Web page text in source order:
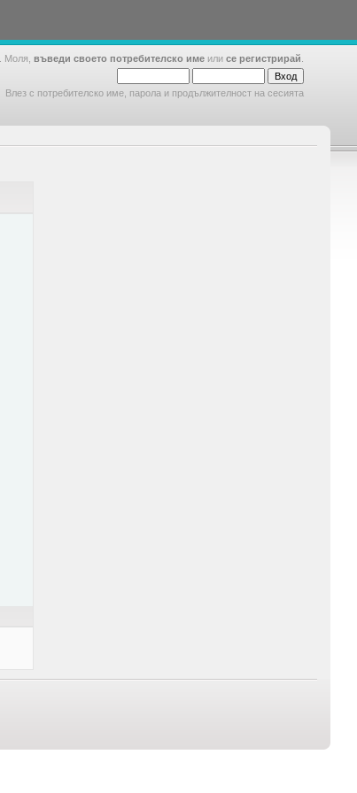
. Моля, въведи своето потребителско име или се регистрирай
Влез с потребителско име, парола и продължителност на сесията